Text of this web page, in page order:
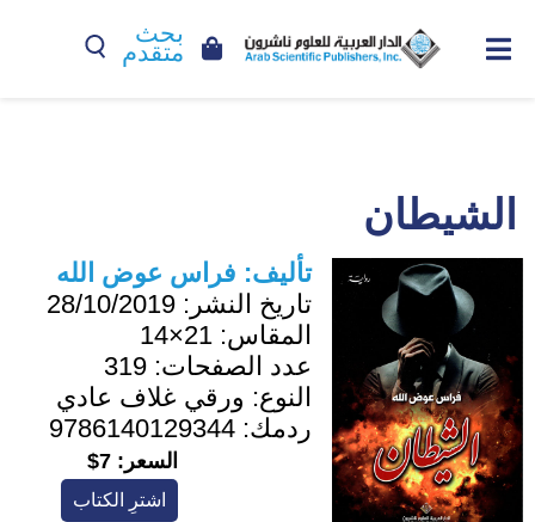
بحث
متقدم
الشيطان
تأليف: فراس عوض الله
تاريخ النشر: 28/10/2019
المقاس: 21×14
عدد الصفحات: 319
النوع: ورقي غلاف عادي
ردمك: 9786140129344
السعر: 7$
اشترِ الكتاب